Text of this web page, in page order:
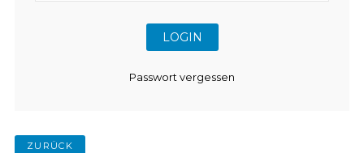
Passwort vergessen
ZURÜCK